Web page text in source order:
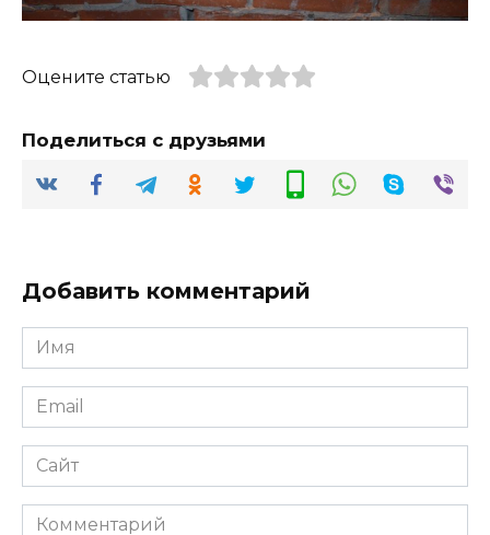
Оцените статью
Поделиться с друзьями
Добавить комментарий
Имя
*
Email
*
Сайт
Комментарий